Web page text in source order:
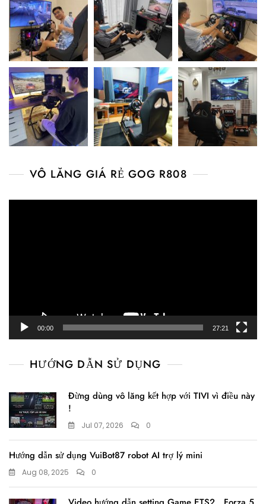
VÔ LĂNG GIÁ RẺ GOG R808
00:00 27:21
HƯỚNG DẪN SỬ DỤNG
Đừng dùng vô lăng kết hợp với TIVI vì điều này
!
Jul 07, 2026 0
Hướng dẫn sử dụng VuiBot87 robot AI trợ lý mini
Aug 08, 2025 0